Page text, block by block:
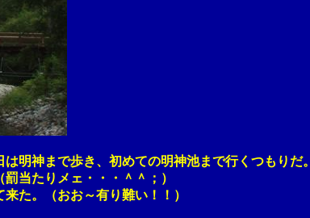
神まで歩き、初めての明神池まで行くつもりだ。
たりメェ・・・＾＾；）
。（おお～有り難い！！）